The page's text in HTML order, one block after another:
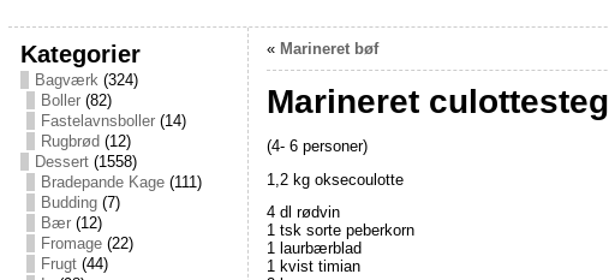
Kategorier
Bagværk(324)
Boller(82)
Fastelavnsboller(14)
Rugbrød (12)
Dessert(1558)
Bradepande Kage(111)
Budding(7)
Bær(12)
Fromage(22)
Frugt(44)
« Marineret bøf
Marineret culottesteg
(4- 6 personer)
1,2 kg oksecoulotte
4 dl rødvin
1 tsk sorte peberkorn
1 laurbærblad
1 kvist timian